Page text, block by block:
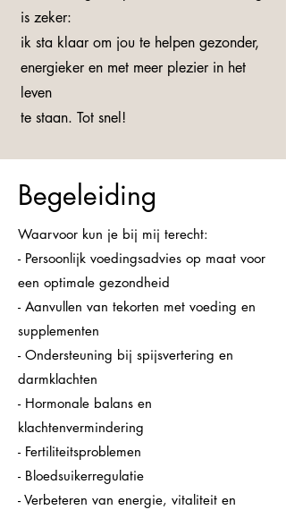
is zeker:
ik sta klaar om jou te helpen gezonder,
energieker en met meer plezier in het
leven
te staan. Tot snel!
Begeleiding
Waarvoor kun je bij mij terecht:
- Persoonlijk voedingsadvies op maat voor
een optimale gezondheid
- Aanvullen van tekorten met voeding en
supplementen
- Ondersteuning bij spijsvertering en
darmklachten
- Hormonale balans en
klachtenvermindering
- Fertiliteitsproblemen
- Bloedsuikerregulatie
- Verbeteren van energie, vitaliteit en